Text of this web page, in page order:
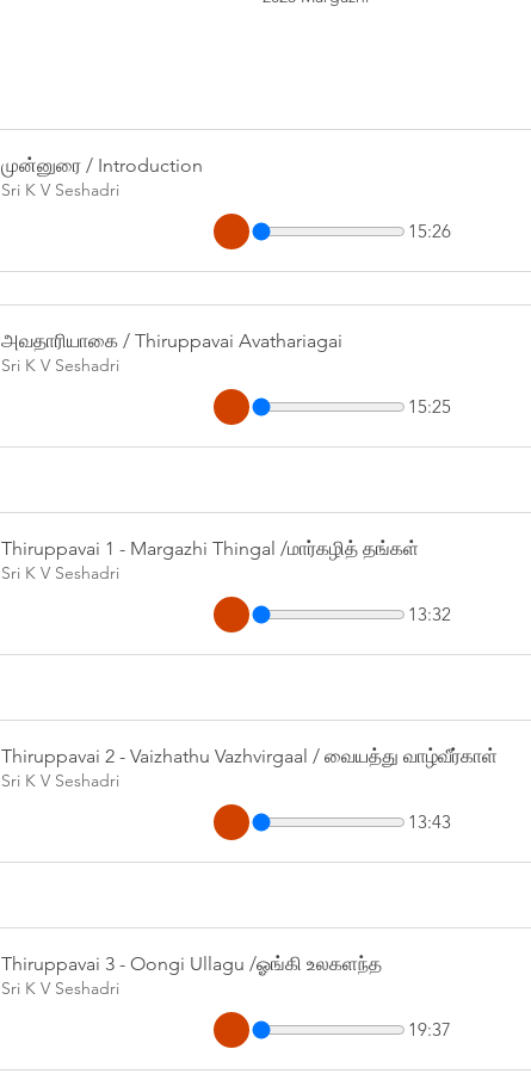
முன்னுரை / Introduction
Sri K V Seshadri
15:26
அவதாரியாகை / Thiruppavai Avathariagai
Sri K V Seshadri
15:25
Thiruppavai 1 - Margazhi Thingal /மார்கழித் தங்கள்
Sri K V Seshadri
13:32
Thiruppavai 2 - Vaizhathu Vazhvirgaal / வையத்து வாழ்வீர்காள்
Sri K V Seshadri
13:43
Thiruppavai 3 - Oongi Ullagu /ஓங்கி உலகளந்த
Sri K V Seshadri
19:37